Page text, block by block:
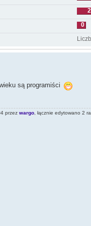
2
0
są programiści
przez wargo , łącznie edytowano 2